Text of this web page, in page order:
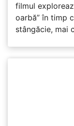
filmul
oarbă” în timp
stângăcie, mai